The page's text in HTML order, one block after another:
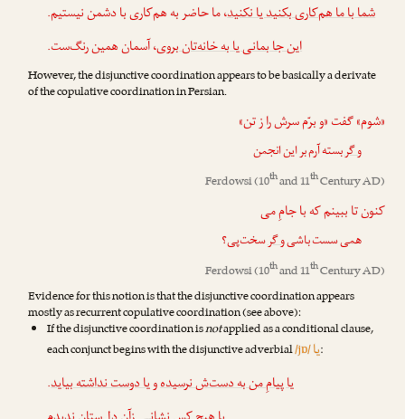
شما با ما هم‌کاری بکنید یا نکنید، ما حاضر به هم‌کاری با دشمن نیستیم.
این جا بمانی یا به خانه‌تان بروی، آسمان همین رنگ‌ست.
However, the disjunctive coordination appears to be basically a derivate
of the copulative coordination in Persian.
«شوم» گفت «و برّم سرش را ز تن»
و گربسته آرم بر این انجمن
Ferdowsi(10thand 11thCentury AD)
کنون تا ببینم که با جامِ می
همی سست باشیو گرسخت‌پی؟
Ferdowsi(10thand 11thCentury AD)
Evidence for this notion is that the disjunctive coordination appears
mostly as recurrent copulative coordination (see above):
If the disjunctive coordination isnotapplied as a conditional clause,
each conjunct begins with the disjunctive adverbial/jɒ/یا:
یا پیامِ من به دست‌ش نرسیدهویا دوست نداشته بیاید.